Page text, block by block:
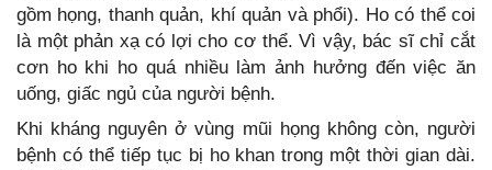
gồm họng, thanh quản, khí quản và phổi). Ho có thể coi
là một phản xạ có lợi cho cơ thể. Vì vậy, bác sĩ chỉ cắt
cơn ho khi ho quá nhiều làm ảnh hưởng đến việc ăn
uống, giấc ngủ của người bệnh.
Khi kháng nguyên ở vùng mũi họng không còn, người
bệnh có thể tiếp tục bị ho khan trong một thời gian dài.